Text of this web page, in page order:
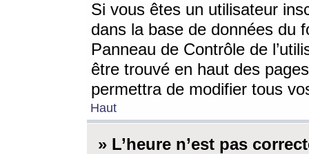
Si vous êtes un utilisateur
dans la base de données du
Panneau de Contrôle de
être trouvé en haut des
permettra de modifier tous
Haut
» L’heure n’est pas